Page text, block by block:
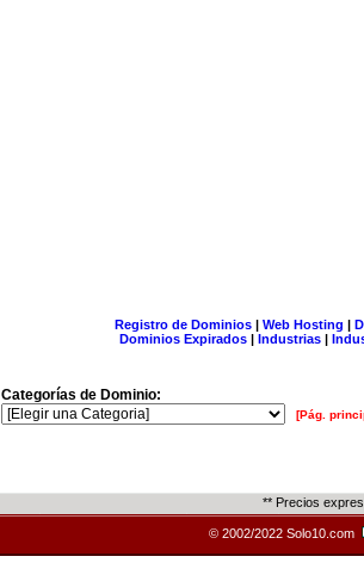
Registro de Dominios| Web Hosting |
Dominios Expirados | Industrias |
Categorías de Dominio:
[Pág.
** Precios
© 2002/2022 Solo10.com